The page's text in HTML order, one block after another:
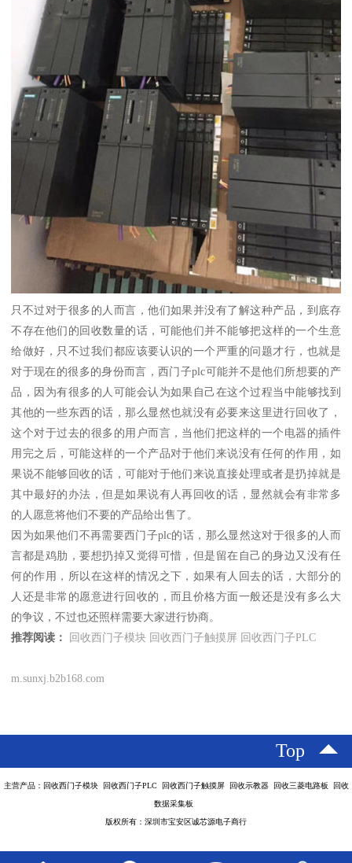
只不过对于很多的人而言，他们如果并没有了解这种产品，到底存
不存在他们的回收数量的话，可能他们并不能够把这样的一个生意
给做好，只不过我们都应该要认识的一个严重的问题才行，也就是
对于现在的很多的身份而言，西门子plc可能并不是他们所想要的产
品，因为有很多的人可能会认为如果自己在这个过程当中能够找到
其他的一些东西的话，那么显然也就没有必要来这里进行回收了，
这个对于过去的很多的用户而言，当他们把这样的一个电器的插件
用完之后，可能这样的一个产品对于他们来说没有任何的作用，如
果说不能够回收的话，可能对于他们来说直接处理或者是扔掉就是
其中最好的办法，但是如果说有人再回收的话，显然就会有非常多
的人愿意将他们不要的产品给出售了。
因为如果他们不再需要西门子plc的话，那么显然这对于很多的人而
言都是鸡肋，要想扔掉又觉得可惜，但是留在自己的身边又没有任
何的作用，所以在这样的情况之下，如果有人回去的话，大部分的
人还是非常的愿意进行回收的，而且价格方面一般还是没有多么大
的争议，不过也还照样需要大家进行协商。
推荐阅读：
回收西门子模块 回收西门子触摸屏 回收西门子PLC
m.sunxj.b2b168.com
Top
主营产品：回收西门子模块 回收西门子PLC 回收西门子触摸屏 回收示教器 回收三菱电路板 回收
数据采集板
版权所有：深圳市宝安区诚芯源电子商行